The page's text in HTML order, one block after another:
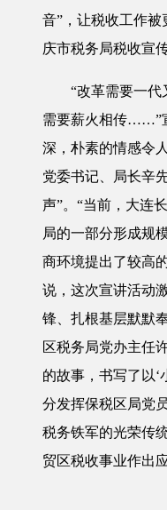
音”，让税收工作
庆市税务局税收宣
“改革需要一代
需要薪火相传……”
深，朴素的情感令
党委书记、局长辛
声”。“当前，大连
局的一部分形成规
商环境提出了较高
说，这次宣讲活动
锋、扎根基层默默
区税务局党办主任
的故事，书写了以‘
分发挥保税区局党
税务铁军的光荣传
贸区税收事业作出